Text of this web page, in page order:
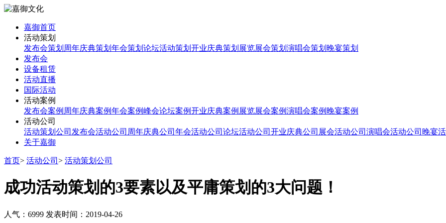
嘉御首页
活动策划
发布会策划 周年庆典策划 年会策划 论坛活动策划 开业庆典策划 展览展会策划 演唱会策划 晚宴策划
发布会
设备租赁
活动直播
国际活动
活动案例
发布会案例 周年庆典案例年会案例峰会论坛案例开业庆典案例 展览展会案例演唱会案例 晚宴案例
活动公司
活动策划公司 发布会活动公司 周年庆典公司 年会活动公司 论坛活动公司 开业庆典公司 展会活动公司 演唱会活动公司 晚宴
关于嘉御
首页> 活动公司 > 活动策划公司
成功活动策划的3要素以及平庸策划的3大问题！
人气：6999 发表时间：2019-04-26